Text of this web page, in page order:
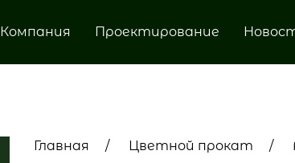
Компания Проектирование
Главная Цветной прокат